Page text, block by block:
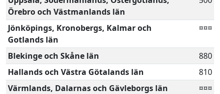
Örebro och Västmanlands län
Jönköpings, Kronobergs, Kalmar och
Gotlands län
¤¤¤
Blekinge och Skåne län
880
Hallands och Västra Götalands län
810
Värmlands, Dalarnas och Gävleborgs län
¤¤¤